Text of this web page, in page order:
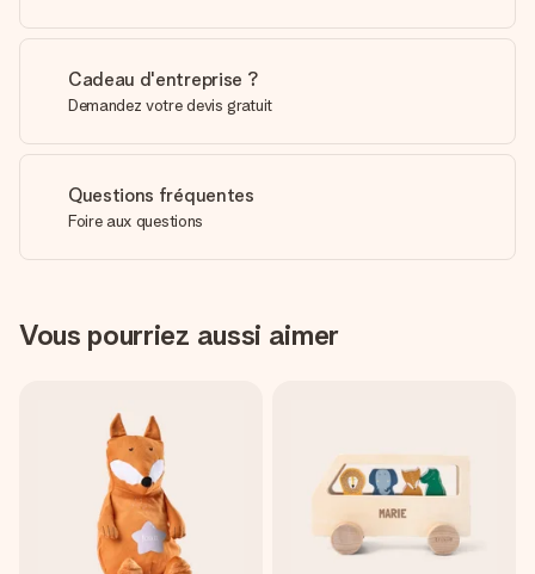
Cadeau d'entreprise ?
Demandez votre devis gratuit
Questions fréquentes
Foire aux questions
Vous pourriez aussi aimer